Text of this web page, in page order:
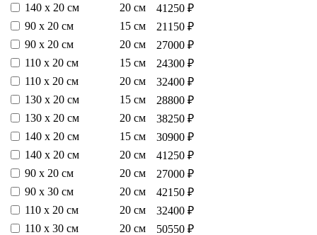
140 х 20 см
20 см
41250 ₽
90 х 20 см
15 см
21150 ₽
90 х 20 см
20 см
27000 ₽
110 х 20 см
15 см
24300 ₽
110 х 20 см
20 см
32400 ₽
130 х 20 см
15 см
28800 ₽
130 х 20 см
20 см
38250 ₽
140 х 20 см
15 см
30900 ₽
140 х 20 см
20 см
41250 ₽
90 х 20 см
20 см
27000 ₽
90 х 30 см
20 см
42150 ₽
110 х 20 см
20 см
32400 ₽
110 х 30 см
20 см
50550 ₽